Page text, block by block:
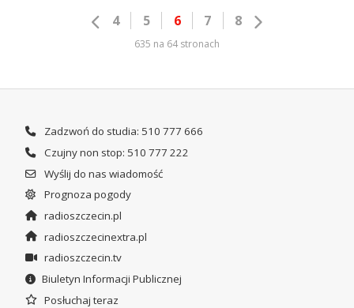
4 5 6 7 8
635 na 64 stronach
Zadzwoń do studia: 510 777 666
Czujny non stop: 510 777 222
Wyślij do nas wiadomość
Prognoza pogody
radioszczecin.pl
radioszczecinextra.pl
radioszczecin.tv
Biuletyn Informacji Publicznej
Posłuchaj teraz